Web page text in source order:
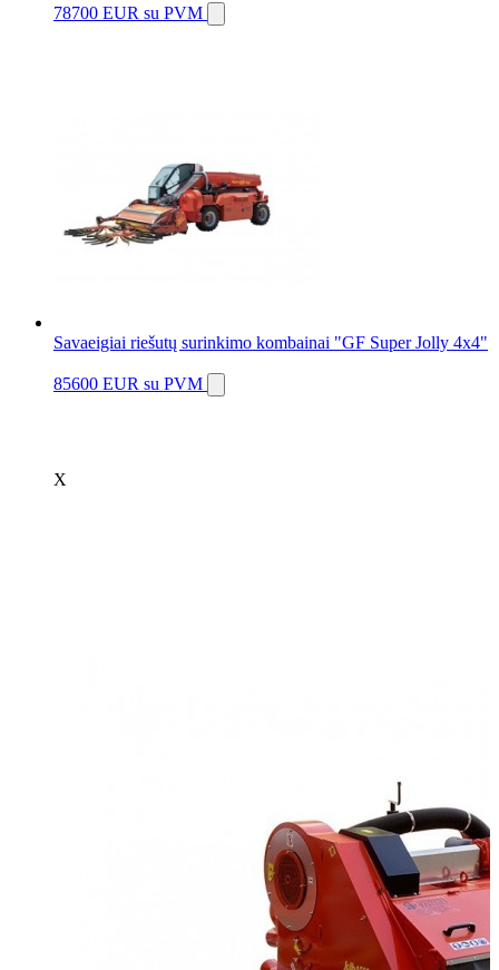
78700 EUR su PVM
Savaeigiai riešutų surinkimo kombainai "GF Super Jolly 4x4"
85600 EUR su PVM
X